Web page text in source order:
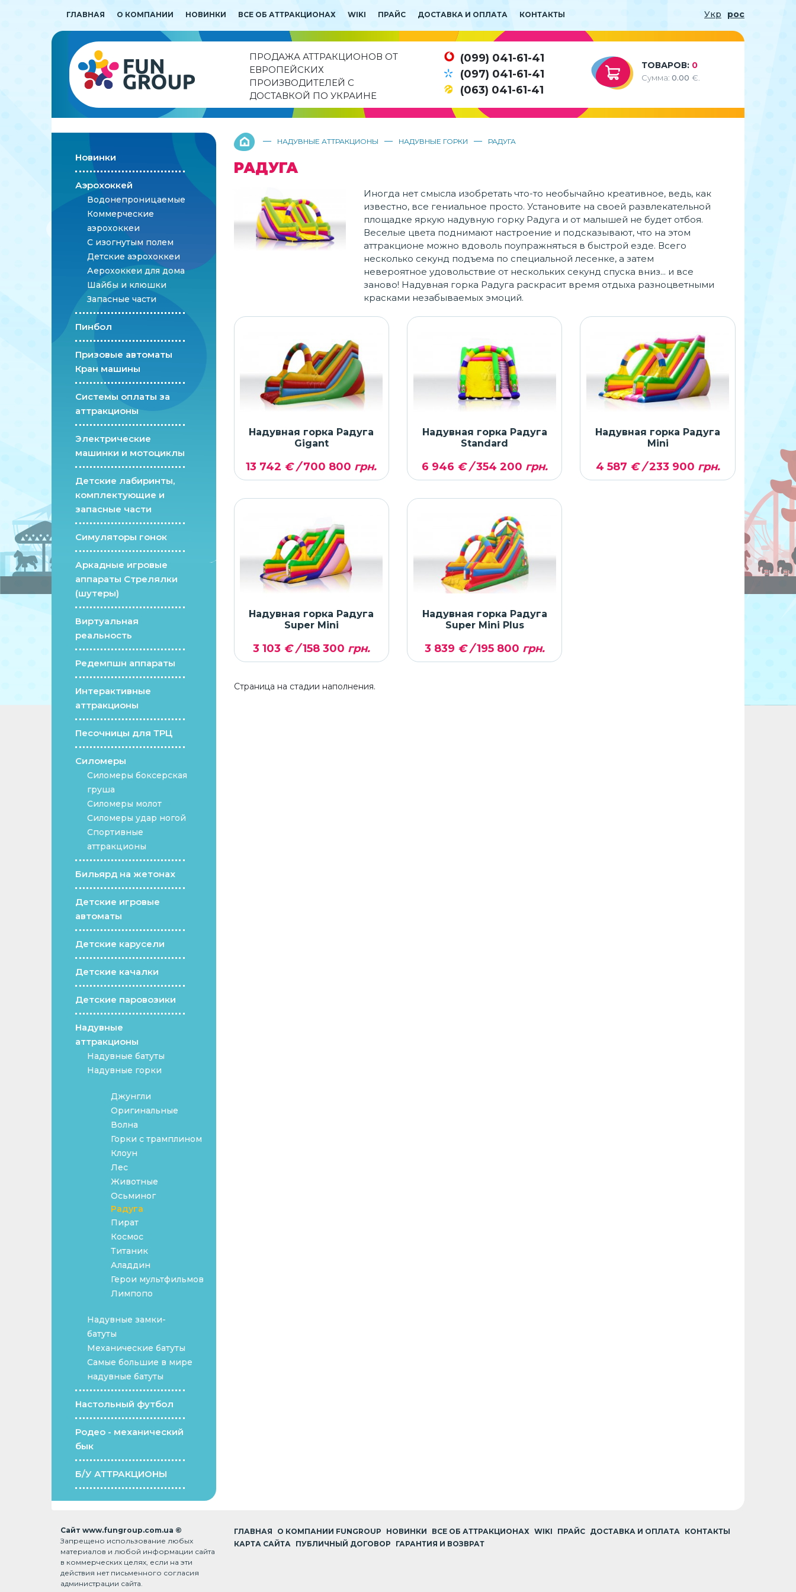
ГЛАВНАЯ О КОМПАНИИ НОВИНКИ ВСЕ ОБ АТТРАКЦИОНАХ WIKI ПРАЙС ДОСТАВКА И ОПЛАТА КОНТАКТЫ Укр рос
ПРОДАЖА АТТРАКЦИОНОВ ОТ
ЕВРОПЕЙСКИХ
ПРОИЗВОДИТЕЛЕЙ С
ДОСТАВКОЙ ПО УКРАИНЕ
(099) 041-61-41
(097) 041-61-41
(063) 041-61-41
ТОВАРОВ: 0
Сумма:0.00 €.
Новинки
Аэрохоккей
Водонепроницаемые
Коммерческие
аэрохоккеи
С изогнутым полем
Детские аэрохоккеи
Аерохоккеи для дома
Шайбы и клюшки
Запасные части
Пинбол
Призовые автоматы
Кран машины
Системы оплаты за
аттракционы
Электрические
машинки и мотоциклы
Детские лабиринты,
комплектующие и
запасные части
Симуляторы гонок
Аркадные игровые
аппараты Стрелялки
(шутеры)
Виртуальная
реальность
Редемпшн аппараты
Интерактивные
аттракционы
Песочницы для ТРЦ
Силомеры
Силомеры боксерская
груша
Силомеры молот
Силомеры удар ногой
Спортивные
аттракционы
Бильярд на жетонах
Детские игровые
автоматы
Детские карусели
Детские качалки
Детские паровозики
Надувные
аттракционы
Надувные батуты
Надувные горки
Джунгли
Оригинальные
Волна
Горки с трамплином
Клоун
Лес
Животные
Осьминог
Радуга
Пират
Космос
Титаник
Аладдин
Герои мультфильмов
Лимпопо
Надувные замки-
батуты
Механические батуты
Самые большие в мире
надувные батуты
Настольный футбол
Родео - механический
бык
Б/У АТТРАКЦИОНЫ
— НАДУВНЫЕ АТТРАКЦИОНЫ — НАДУВНЫЕ ГОРКИ — РАДУГА
РАДУГА
Иногда нет смысла изобретать что-то необычайно креативное, ведь, как
известно, все гениальное просто. Установите на своей развлекательной
площадке яркую надувную горку Радуга и от малышей не будет отбоя.
Веселые цвета поднимают настроение и подсказывают, что на этом
аттракционе можно вдоволь поупражняться в быстрой езде. Всего
несколько секунд подъема по специальной лесенке, а затем
невероятное удовольствие от нескольких секунд спуска вниз... и все
заново! Надувная горка Радуга раскрасит время отдыха разноцветными
красками незабываемых эмоций.
Надувная горка Радуга
Gigant
13 742 € /700 800 грн.
Надувная горка Радуга
Standard
6 946 € /354 200 грн.
Надувная горка Радуга
Mini
4 587 € /233 900 грн.
Надувная горка Радуга
Super Mini
3 103 € /158 300 грн.
Надувная горка Радуга
Super Mini Plus
3 839 € /195 800 грн.
Страница на стадии наполнения.
Сайт www.fungroup.com.ua ©
Запрещено использование любых
материалов и любой информации сайта
в коммерческих целях, если на эти
действия нет письменного согласия
администрации сайта.
ГЛАВНАЯ О КОМПАНИИ FUNGROUP НОВИНКИ ВСЕ ОБ АТТРАКЦИОНАХ WIKI ПРАЙС ДОСТАВКА И ОПЛАТА
КОНТАКТЫ
КАРТА САЙТА
ПУБЛИЧНЫЙ ДОГОВОР ГАРАНТИЯ И ВОЗВРАТ